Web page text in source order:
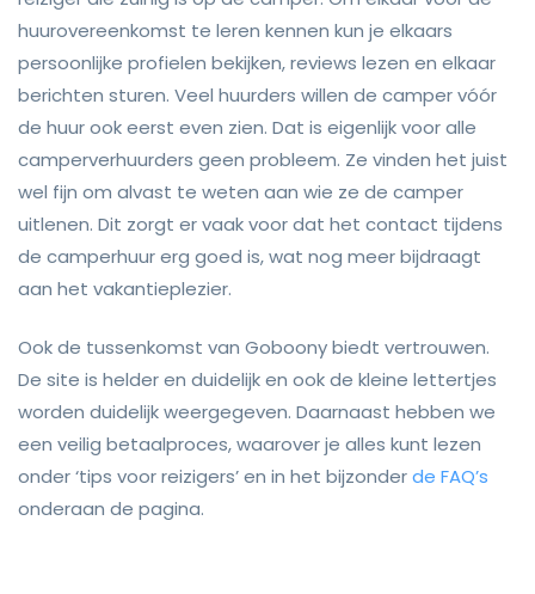
huurovereenkomst te leren kennen kun je elkaars
persoonlijke profielen bekijken, reviews lezen en elkaar
berichten sturen. Veel huurders willen de camper vóór
de huur ook eerst even zien. Dat is eigenlijk voor alle
camperverhuurders geen probleem. Ze vinden het juist
wel fijn om alvast te weten aan wie ze de camper
uitlenen. Dit zorgt er vaak voor dat het contact tijdens
de camperhuur erg goed is, wat nog meer bijdraagt
aan het vakantieplezier.
Ook de tussenkomst van Goboony biedt vertrouwen.
De site is helder en duidelijk en ook de kleine lettertjes
worden duidelijk weergegeven. Daarnaast hebben we
een veilig betaalproces, waarover je alles kunt lezen
onder ‘tips voor reizigers’ en in het bijzonderde FAQ’s
onderaan de pagina.